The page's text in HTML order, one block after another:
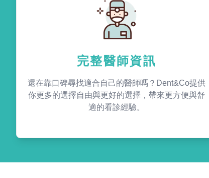
完整醫師資訊
還在靠口碑尋找適合自己的醫師嗎？Dent&Co提供
你更多的選擇自由與更好的選擇，帶來更方便與舒
適的看診經驗。